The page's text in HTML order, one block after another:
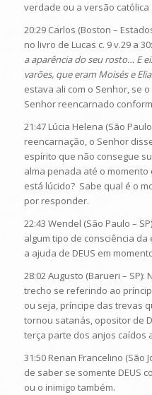
verdade ou a versão
20:29 Carlos (Boston –
no livro de Lucas c. 9 v.29 a 30:
a aparência do seu rosto… E
varões, que eram Moisés e
estava ali com o Senhor, se
Senhor reencarnado
21:47 Lúcia Helena (São
reencarnação, o Senhor
espírito que não consegue
alma penada até o
está lúcido? Sabe qual é o
por responder.
22:43 Wendel (São Paulo –
algum tipo de consciência da
a ajuda de DEUS em
28:02 Augusto (Barueri – SP):
trecho se referindo ao
ou seja, príncipe das trevas
tornou satanás, opositor de
terça parte dos anjos caídos
31:50 Renan Francelino (São
de saber se somente DEUS
ou o inimigo também.